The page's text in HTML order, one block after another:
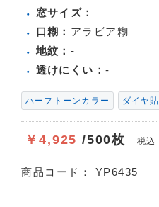
窓サイズ：
口糊： アラビア糊
地紋： -
透けにくい：-
ハーフトーンカラー ダイヤ貼
￥4,925 /500枚 税込
商品コード： YP6435